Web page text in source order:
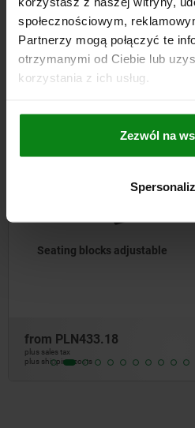
społecznościowym,
Partnerzy mogą połączyć te
otrzymanymi od Ciebie lub
korzystania z ich usług.
Zezwól na
DOWNLOADS
Other